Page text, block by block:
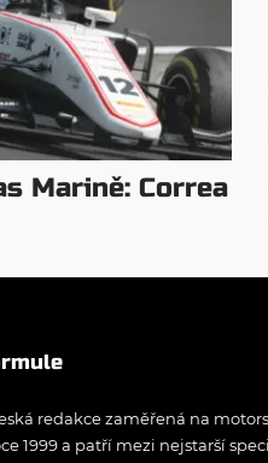
Marině: Correa
redakce zaměřená na
1999 a patří mezi nejstarší